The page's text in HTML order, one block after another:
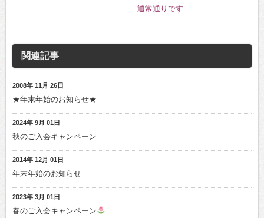
通常通りです
関連記事
2008年 11月 26日
★年末年始のお知らせ★
2024年 9月 01日
秋のご入会キャンペーン
2014年 12月 01日
年末年始のお知らせ
2023年 3月 01日
春のご入会キャンペーン